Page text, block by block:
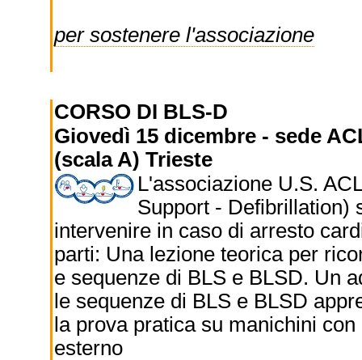
per sostenere l'associazione
CORSO DI BLS-D
Giovedì 15 dicembre - sede
(scala A) Trieste
L'associazione U.S.
Support - Defibrillation)
intervenire in caso di arresto
parti: Una lezione teorica per
e sequenze di BLS e BLSD. Un
le sequenze di BLS e BLSD
la prova pratica su manichini
esterno